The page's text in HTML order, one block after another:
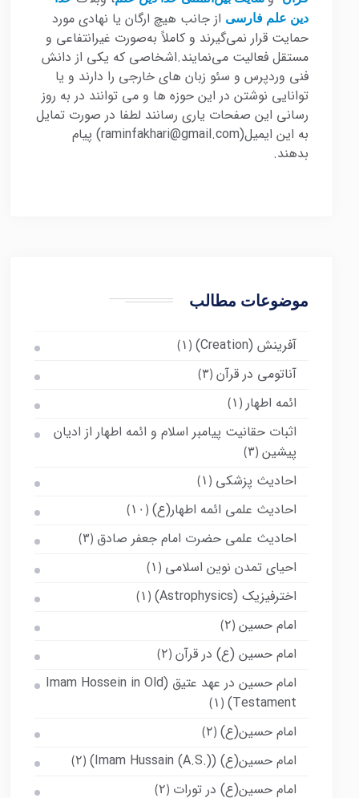
دین علم فارسی از جانب هیچ ارگان یا نهادی مورد
حمایت قرار نمی‌گیرند و کاملاً به‌صورت غیرانتفاعی و
مستقل فعالیت می‌نمایند.اشخاصی که یکی از دانش
فنی وردپرس و سئو زبان های خارجی را دارند و یا
توانایی نوشتن در این حوزه ها و می توانند در به روز
رسانی این صفحات یاری رسانند لطفا در صورت تمایل
به این ایمیل(raminfakhari@gmail.com) پیام
بدهند.
موضوعات مطالب
آفرینش (Creation) (۱)
آناتومی در قرآن (۳)
ائمه اطهار (۱)
اثبات حقانیت پیامبر اسلام و ائمه اطهار از ادیان
پیشین (۳)
احادیث پزشکی (۱)
احادیث علمی ائمه اطهار(ع) (۱۰)
احادیث علمی حضرت امام جعفر صادق (۳)
احیای تمدن نوین اسلامی (۱)
اخترفیزیک (Astrophysics) (۱)
امام حسین (۲)
امام حسین (ع) در قرآن (۲)
امام حسین در عهد عتیق (Imam Hossein in Old
Testament)
(۱)
امام حسین(ع) (۲)
امام حسین(ع) (Imam Hussain (A.S.)) (۲)
امام حسین(ع) در تورات (۲)